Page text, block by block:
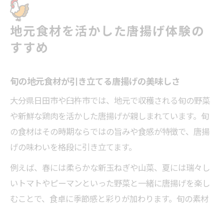
地元食材を活かした唐揚げ体験の
すすめ
旬の地元食材が引き立てる唐揚げの美味しさ
大分県日田市や臼杵市では、地元で収穫される旬の野菜
や新鮮な鶏肉を活かした唐揚げが親しまれています。旬
の食材はその時期ならではの旨みや食感が特徴で、唐揚
げの味わいを格段に引き立てます。
例えば、春には柔らかな新玉ねぎや山菜、夏には瑞々し
いトマトやピーマンといった野菜と一緒に唐揚げを楽し
むことで、食卓に季節感と彩りが加わります。旬の素材